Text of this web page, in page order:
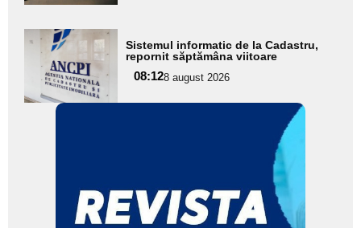
Adaugă
aici textul
pentru
subtitlu
Sistemul informatic de la Cadastru,
repornit săptămâna viitoare
08:128 august 2026